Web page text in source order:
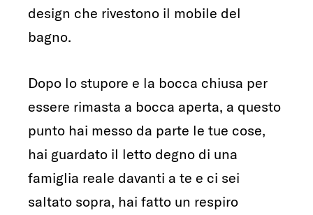
design che rivestono il mobile del
bagno.
Dopo lo stupore e la bocca chiusa per
essere rimasta a bocca aperta, a questo
punto hai messo da parte le tue cose,
hai guardato il letto degno di una
famiglia reale davanti a te e ci sei
saltato sopra, hai fatto un respiro